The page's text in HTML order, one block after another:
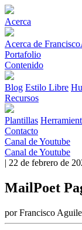
Acerca
Acerca de
Portafolio
Contenido
Blog Estilo Libre
Recursos
Plantillas
Contacto
Canal de Youtube
Canal de Youtube
| 22 de febrero de
MailPoet
por Francisco